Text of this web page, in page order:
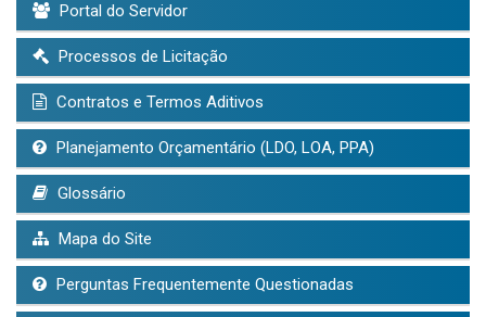
Portal do Servidor
Processos de Licitação
Contratos e Termos Aditivos
Planejamento Orçamentário (LDO, LOA, PPA)
Glossário
Mapa do Site
Perguntas Frequentemente Questionadas